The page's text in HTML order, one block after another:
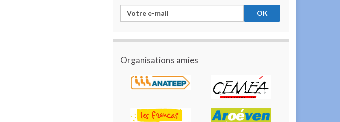
Organisations amies